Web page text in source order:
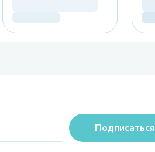
Подписаться